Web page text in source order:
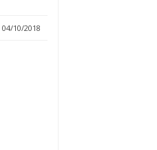
04/10/2018